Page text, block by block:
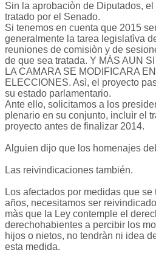
Sin la aprobaciòn de Diputados,
tratado por el Senado.
Si tenemos en cuenta que 2015
generalmente la tarea legislatìva
reuniones de comisiòn y de
de que sea tratada. Y MÀS AUN
LA CAMARA SE MODIFICARA
ELECCIONES. Asì, el proyecto
su estado parlamentario.
Ante ello, solicitamos a los
plenario en su conjunto, incluìr el
proyecto antes de finalizar 2014.
Alguien dijo que los homenajes
Las reivindicaciones también.
Los afectados por medidas que
años, necesitamos ser
màs que la Ley contemple el
derechohabientes a percibir los
hijos o nietos, no tendràn ni idea
esta medida.